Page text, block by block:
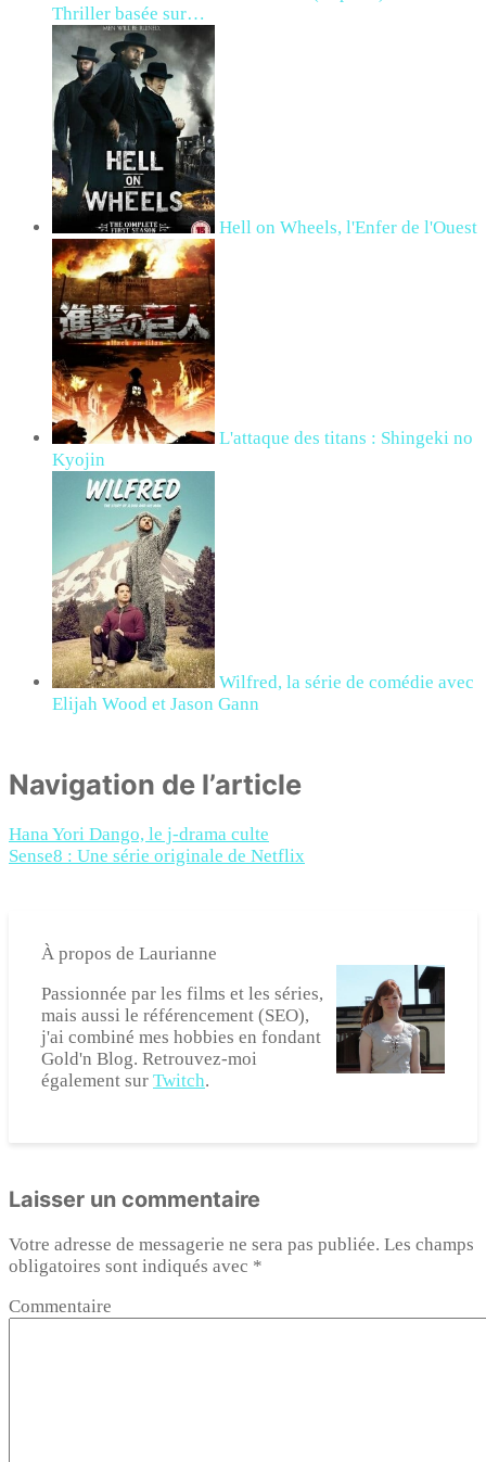
Thriller basée sur…
Hell on Wheels, l'Enfer de l'Ouest
L'attaque des titans : Shingeki no
Kyojin
Wilfred, la série de comédie avec
Elijah Wood et Jason Gann
Navigation de l’article
Hana Yori Dango, le j-drama culte
Sense8 : Une série originale de Netflix
À propos de Laurianne
Passionnée par les films et les séries,
mais aussi le référencement (SEO),
j'ai combiné mes hobbies en fondant
Gold'n Blog. Retrouvez-moi
également sur Twitch.
Laisser un commentaire
Votre adresse de messagerie ne sera pas publiée. Les champs
obligatoires sont indiqués avec *
Commentaire